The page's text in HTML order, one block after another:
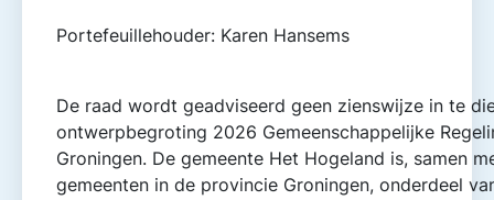
Portefeuillehouder: Karen Hansems
De raad wordt geadviseerd geen zienswijze in te
ontwerpbegroting 2026 Gemeenschappelijke
Groningen. De gemeente Het Hogeland is, samen
gemeenten in de provincie Groningen, onderdeel